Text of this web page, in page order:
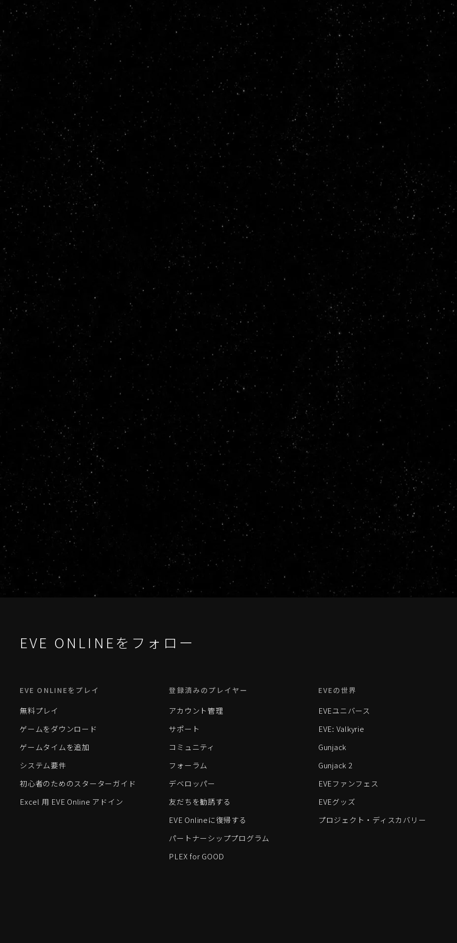
EVE ONLINEをフォロー
EVE ONLINEをプレイ
無料プレイ
ゲームをダウンロード
ゲームタイムを追加
システム要件
初心者のためのスターターガイド
Excel 用 EVE Online アドイン
登録済みのプレイヤー
アカウント管理
サポート
コミュニティ
フォーラム
デベロッパー
友だちを勧誘する
EVE Onlineに復帰する
パートナーシッププログラム
PLEX for GOOD
EVEの世界
EVEユニバース
EVE: Valkyrie
Gunjack
Gunjack 2
EVEファンフェス
EVEグッズ
プロジェクト・ディスカバリー